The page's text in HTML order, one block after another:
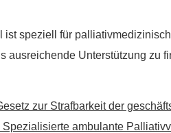
ist speziell für
ausreichende Unterstützung zu
zur Strafbarkeit der
Spezialisierte ambulante